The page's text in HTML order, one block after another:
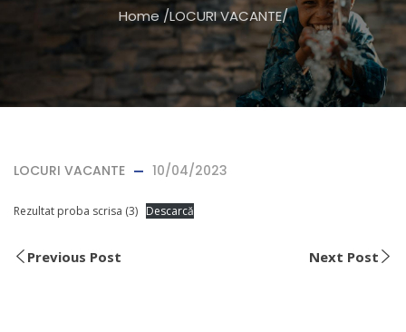
Home /LOCURI VACANTE/
LOCURI VACANTE 10/04/2023
Rezultat proba scrisa (3) Descarcă
Previous Post Next Post